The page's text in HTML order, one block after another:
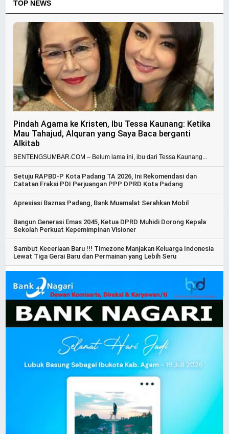
TOP NEWS
Pindah Agama ke Kristen, Ibu Tessa Kaunang: Ketika
Mau Tahajud, Alquran yang Saya Baca berganti
Alkitab
BENTENGSUMBAR.COM – Belum lama ini, ibu dari Tessa Kaunang...
Setuju RAPBD-P Kota Padang TA 2026, Ini Rekomendasi dan
Catatan Fraksi PDI Perjuangan PPP DPRD Kota Padang
Apresiasi Baznas Padang, Bank Muamalat Serahkan Mobil
Bangun Generasi Emas 2045, Ketua DPRD Muhidi Dorong Kepala
Sekolah Perkuat Kepemimpinan Visioner
Sambut Keceriaan Baru !!! Timezone Manjakan Keluarga Indonesia
Lewat Tiga Gerai Baru dan Permainan yang Lebih Seru